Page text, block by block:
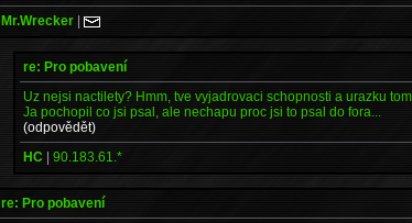
Mr.Wrecker |
re: Pro pobavení
Uz nejsi nactilety? Hmm, tve vyjadrovaci schopnosti a urazku
Ja pochopil co jsi psal, ale nechapu proc jsi to psal do fora...
(odpovědět)
HC |90.183.61.*
re: Pro pobavení